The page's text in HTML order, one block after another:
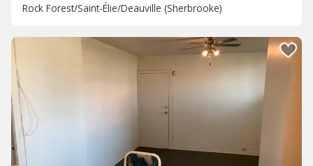
Rock Forest/Saint-Élie/Deauville (Sherbrooke)